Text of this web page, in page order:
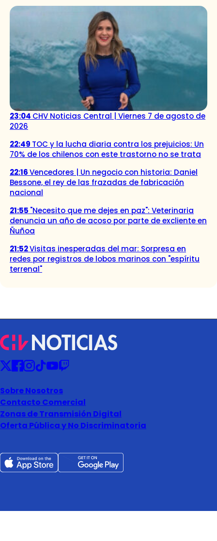
23:04 CHV Noticias Central | Viernes 7 de agosto de
2026
22:49 TOC y la lucha diaria contra los prejuicios: Un
70% de los chilenos con este trastorno no se trata
22:16Vencedores | Un negocio con historia: Daniel
Bessone, el rey de las frazadas de fabricación
nacional
21:55 "Necesito que me dejes en paz": Veterinaria
denuncia un año de acoso por parte de excliente en
Ñuñoa
21:52Visitas inesperadas del mar: Sorpresa en
redes por registros de lobos marinos con "espíritu
terrenal"
Sobre Nosotros
Contacto Comercial
Zonas de Transmisión Digital
Oferta Pública y No Discriminatoria